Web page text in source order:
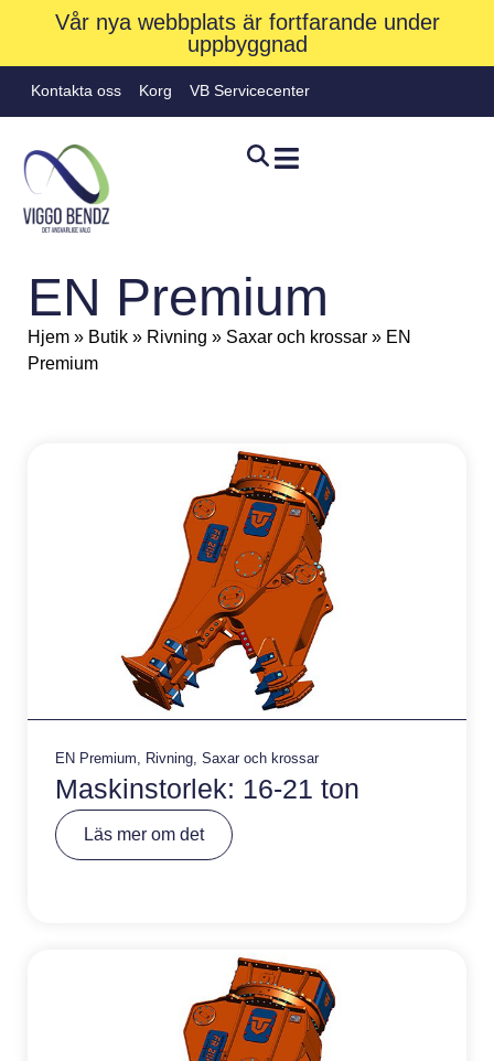
Vår nya webbplats är fortfarande under
uppbyggnad
Kontakta oss Korg VB Servicecenter
EN Premium
Hjem » Butik » Rivning » Saxar och krossar » EN
Premium
EN Premium, Rivning, Saxar och krossar
Maskinstorlek: 16-21 ton
Läs mer om det
e
: